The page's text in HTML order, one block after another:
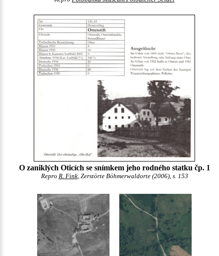
O zaniklých Oticích se snímkem jeho rodného statku čp. 1
Repro R. Fink, Zerstörte Böhmerwaldorte (2006), s. 153